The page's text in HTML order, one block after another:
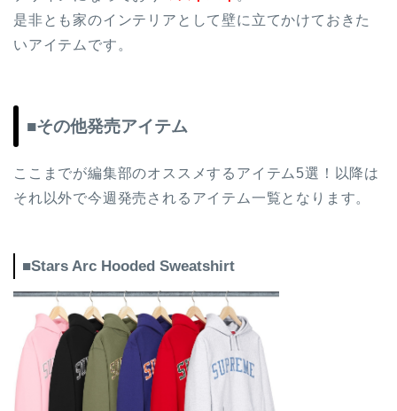
是非とも家のインテリアとして壁に立てかけておきた
いアイテムです。
■その他発売アイテム
ここまでが編集部のオススメするアイテム5選！以降は
それ以外で今週発売されるアイテム一覧となります。
■Stars Arc Hooded Sweatshirt